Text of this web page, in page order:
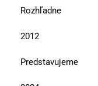
Rozhľadne
2012
Predstavujeme